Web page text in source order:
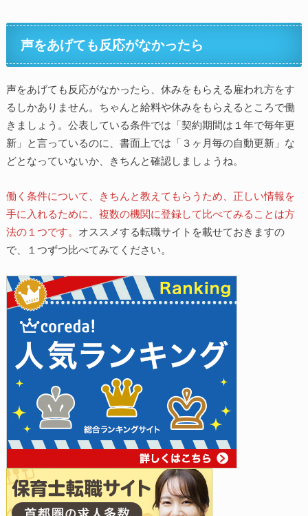
声をあげても反応がなかったら
声をあげても反応がなかったら、休みをもらえる雇われ方をす
るしかありません。ちゃんと給料や休みをもらえるところで働
きましょう。公表している条件では「契約期間は１年で毎年更
新」と言っているのに、書面上では「３ヶ月毎の自動更新」な
どとなっていないか、きちんと確認しましょうね。
働く条件について、きちんと教えてもらうため、正しい情報を
手に入れるために、複数の機関に登録して比べてみることは方
法の１つです。 オススメする転職サイトを載せておきますの
で、１つずつ比べてみてください。